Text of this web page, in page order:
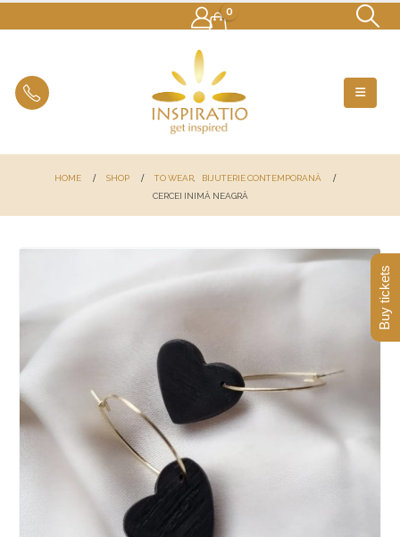
0
HOME SHOP TO WEAR,
BIJUTERIE CONTEMPORANĂ
CERCEI INIMĂ NEAGRĂ
Buy tickets